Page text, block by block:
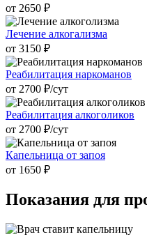
от 2650 ₽
Лечение алкогализма
от 3150 ₽
Реабилитация наркоманов
от 2700 ₽/cут
Реабилитация алкоголиков
от 2700 ₽/cут
Капельница от запоя
от 1650 ₽
Показания для